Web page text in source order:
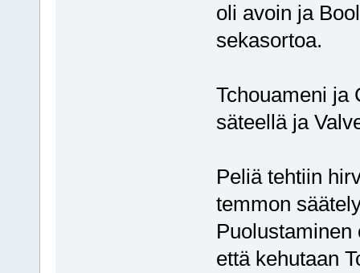
oli avoin ja
sekasortoa.
Tchouameni ja
säteellä ja
Peliä tehtiin
temmon
että kehutaan